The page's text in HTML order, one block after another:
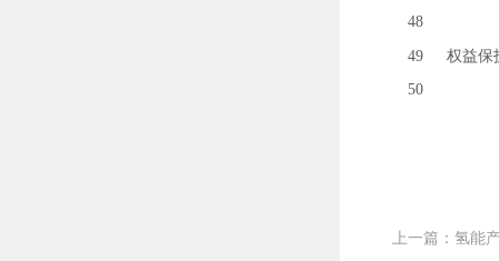
48
49
权益保
50
上一篇：氢能